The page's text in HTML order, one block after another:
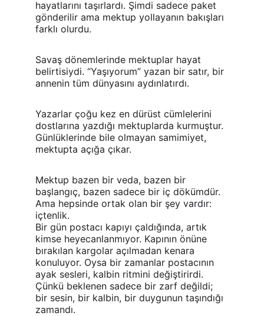
hayatlarını taşırlardı. Şimdi sadece paket
gönderilir ama mektup yollayanın bakışları
farklı olurdu.
Savaş dönemlerinde mektuplar hayat
belirtisiydi. “Yaşıyorum” yazan bir satır, bir
annenin tüm dünyasını aydınlatırdı.
Yazarlar çoğu kez en dürüst cümlelerini
dostlarına yazdığı mektuplarda kurmuştur.
Günlüklerinde bile olmayan samimiyet,
mektupta açığa çıkar.
Mektup bazen bir veda, bazen bir
başlangıç, bazen sadece bir iç dökümdür.
Ama hepsinde ortak olan bir şey vardır:
içtenlik.
Bir gün postacı kapıyı çaldığında, artık
kimse heyecanlanmıyor. Kapının önüne
bırakılan kargolar açılmadan kenara
konuluyor. Oysa bir zamanlar postacının
ayak sesleri, kalbin ritmini değiştirirdi.
Çünkü beklenen sadece bir zarf değildi;
bir sesin, bir kalbin, bir duygunun taşındığı
zamandı.